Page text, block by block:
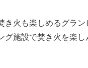
火も楽しめるグラン
施設で焚き火を楽し